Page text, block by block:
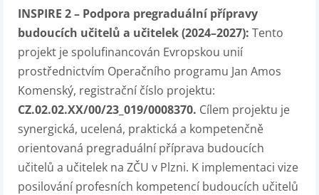
INSPIRE 2 – Podpora pregraduální přípravy
budoucích učitelů a učitelek (2024–2027): Tento
projekt je spolufinancován Evropskou unií
prostřednictvím Operačního programu Jan Amos
Komenský, registrační číslo projektu:
CZ.02.02.XX/00/23_019/0008370. Cílem projektu je
synergická, ucelená, praktická a kompetenčně
orientovaná pregraduální příprava budoucích
učitelů a učitelek na ZČU v Plzni. K implementaci vize
posilování profesních kompetencí budoucích učitelů